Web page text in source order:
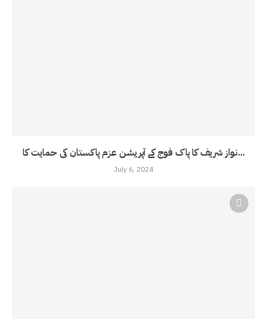
نواز شریف کا پاک فوج کے آپریشن عزم پاکستان کی حمایت کا...
July 6, 2024